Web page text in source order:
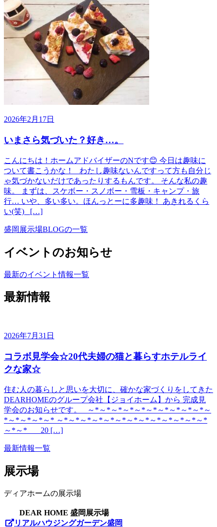
2026年2月17日
いまさら気づいた？好き…。
こんにちは！ホームアドバイザーのNです😊 今日は趣味に
ついて書こうかな！ わたし趣味ないんですって方も自分じ
ゃ気づかないだけであったりするもんです。 そんな私の趣
味。 まずは、スケボー・スノボー・雪板・キャンプ・旅
行… いや、多い多い。ほんっとーに多趣味！ あきれるくら
い(笑) […]
盛岡展示場BLOGの一覧
イベントのお知らせ
最新のイベント情報一覧
最新情報
2026年7月31日
コラボ見学会☆20代夫婦の猫と暮らすホテルライ
クな家☆
住む人の暮らしと思いを大切に、確かな家づくりをしてきた
DEARHOMEのグループ会社【ジョイホーム】から 完成見
学会のお知らせです。 ～*～*～*～*～*～*～*～*～*～*～
*～*～*～*～* ～*～*～*～*～*～*～*～*～*～*～*～*～*
～*～* 20 […]
最新情報一覧
展示場
ディアホームの展示場
DEAR HOME 盛岡展示場
リアルハウジングガーデン盛岡